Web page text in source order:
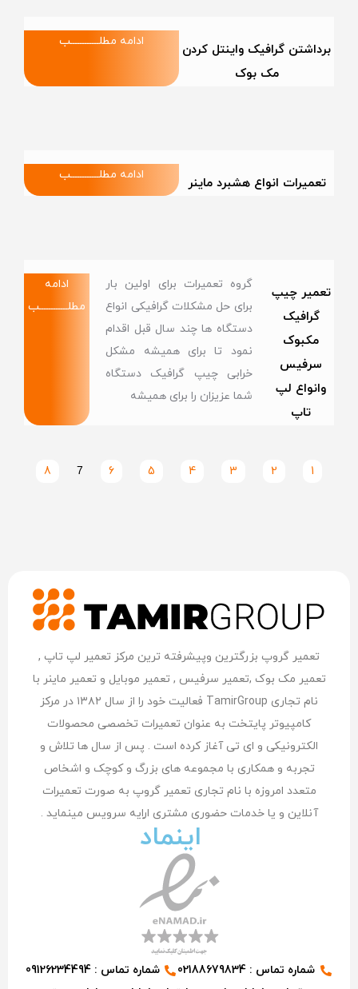
برداشتن گرافیک واینتل کردن
مک بوک
ادامه مطلــــــــــــب
تعمیرات انواع هشبرد ماینر
ادامه مطلــــــــــــب
تعمیر چیپ
گرافیک
مکبوک
سرفیس
وانواع لپ
تاپ
گروه تعمیرات برای اولین بار
برای حل مشکلات گرافیکی انواع
دستگاه ها چند سال قبل اقدام
نمود تا برای همیشه مشکل
خرابی چیپ گرافیک دستگاه
شما عزیزان را برای همیشه
ادامه
مطلــــــــــــب
1
2
3
4
5
6
7
8
تعمیر گروپ بزرگترین وپیشرفته ترین مرکز تعمیر لپ تاپ ,
تعمیر مک بوک ,تعمیر سرفیس , تعمیر موبایل و تعمیر ماینر با
نام تجاری TamirGroup فعالیت خود را از سال ۱۳۸۲ در مرکز
کامپیوتر پایتخت به عنوان تعمیرات تخصصی محصولات
الکترونیکی و ای تی آغاز کرده است . پس از سال ها تلاش و
تجربه و همکاری با مجموعه های بزرگ و کوچک و اشخاص
متعدد امروزه با نام تجاری تعمیر گروپ به صورت تعمیرات
آنلاین و یا خدمات حضوری مشتری اراِیه سرویس مینماید .
اینماد
شماره تماس : 02188679834
شماره تماس : 09126234494